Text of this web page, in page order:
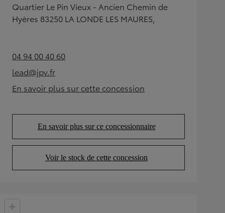
Quartier Le Pin Vieux - Ancien Chemin de
Hyères 83250 LA LONDE LES MAURES,
04 94 00 40 60(Opens in new tab)
lead@jpv.fr(Opens in new tab)
En savoir plus sur cette concession
(Opens in new tab)
En savoir plus sur ce concessionnaire
(Opens in new tab)
Voir le stock de cette concession
(Opens in new tab)